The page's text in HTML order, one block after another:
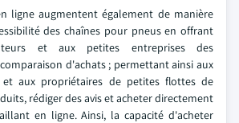
ligne augmentent également de manière
des chaînes pour pneus en offrant
et aux petites entreprises des
d'achats ; permettant ainsi aux
et aux propriétaires de petites flottes de
rédiger des avis et acheter directement
en ligne. Ainsi, la capacité d'acheter